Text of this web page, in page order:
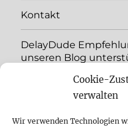
Cookie-
verwalten
Wir verwenden Technologien
Kontakt
DelayDude
unseren Blog
YouTube